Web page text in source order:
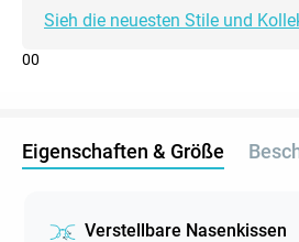
Sieh die neuesten Stile und
00
Eigenschaften & Größe
Verstellbare Nasenkissen